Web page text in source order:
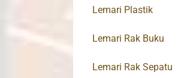
Lemari Plastik
Lemari Rak Buku
Lemari Rak Sepatu